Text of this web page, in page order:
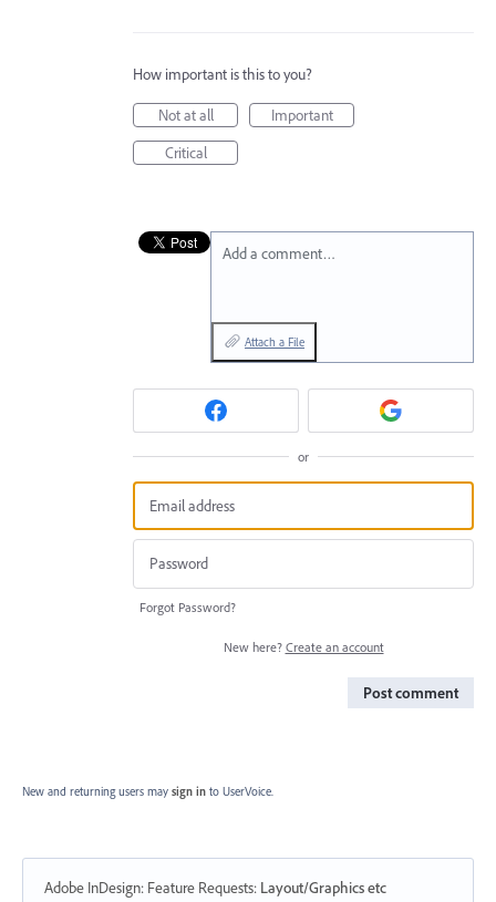
How important is this to you?
Not at all
Important
Critical
Add a comment…
Attach a File
or
Forgot Password?
New here? Create an account
Post comment
New and returning users may sign in to UserVoice.
Adobe InDesign: Feature Requests: Layout/Graphics etc